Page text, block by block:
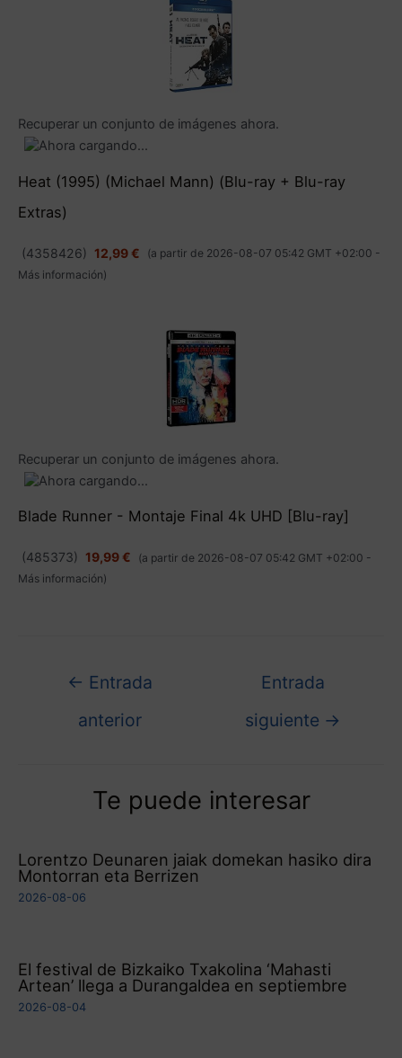
Recuperar un conjunto de imágenes ahora.
Heat (1995) (Michael Mann) (Blu-ray + Blu-ray
Extras)
(4358426) 12,99 €
(a partir de 2026-08-07 05:42 GMT +02:00 -
Más información)
Recuperar un conjunto de imágenes ahora.
Blade Runner - Montaje Final 4k UHD [Blu-ray]
(485373) 19,99 €
(a partir de 2026-08-07 05:42 GMT +02:00 -
Más información)
← Entrada
anterior
Entrada
siguiente →
Te puede interesar
Lorentzo Deunaren jaiak domekan hasiko dira
Montorran eta Berrizen
2026-08-06
El festival de Bizkaiko Txakolina ‘Mahasti
Artean’ llega a Durangaldea en septiembre
2026-08-04